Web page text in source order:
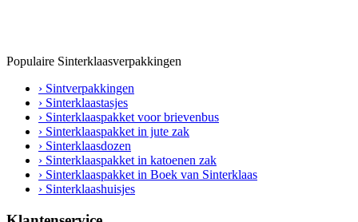
Populaire Sinterklaasverpakkingen
› Sintverpakkingen
› Sinterklaastasjes
› Sinterklaaspakket voor brievenbus
› Sinterklaaspakket in jute zak
› Sinterklaasdozen
› Sinterklaaspakket in katoenen zak
› Sinterklaaspakket in Boek van Sinterklaas
› Sinterklaashuisjes